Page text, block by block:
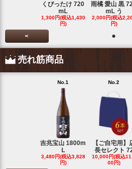
くびったけ 720
mL
1,300円(税込1,430
円)
雨橘 愛山 黒
mL う
2,000円(税込
円)
<
売れ筋商品
No.1
吉兆宝山 1800m
L
3,480円(税込3,828
円)
No.2
【ご自宅用】
長セレクト
10,000円(税込
00円)